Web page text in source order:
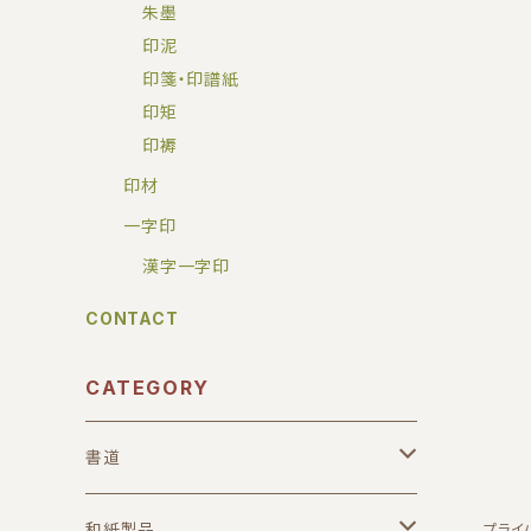
朱墨
印泥
印箋・印譜紙
印矩
印褥
印材
一字印
漢字一字印
CONTACT
CATEGORY
書道